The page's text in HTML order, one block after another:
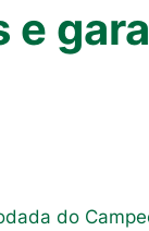
e
do